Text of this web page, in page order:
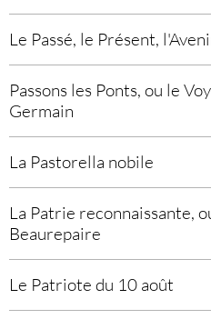
Le Passé, le Présent,
Passons les Ponts, ou le
Germain
La Pastorella nobile
La Patrie reconnaissante,
Beaurepaire
Le Patriote du 10 août